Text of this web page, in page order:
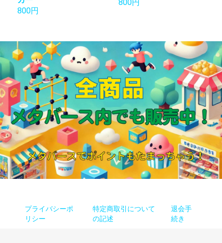
800円
800円
プライバシーポ
リシー
特定商取引について
の記述
退会手
続き